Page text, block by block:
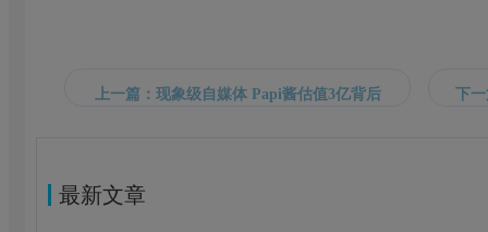
上一篇：现象级自媒体 Papi酱估值3亿背后
最新文章